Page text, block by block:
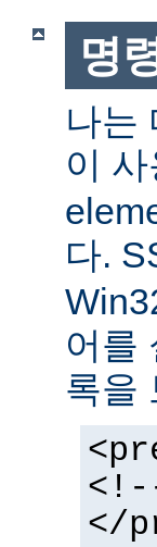
명
나는
이
다.
어를
록을
</